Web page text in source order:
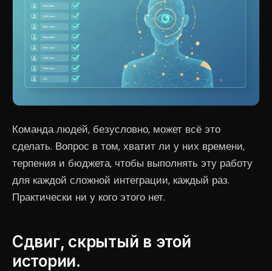
Команда людей, безусловно, может всё это
сделать. Вопрос в том, хватит ли у них времени,
терпения и бюджета, чтобы выполнять эту работу
для каждой сложной интеграции, каждый раз.
Практически ни у кого этого нет.
Сдвиг, скрытый в этой
истории.